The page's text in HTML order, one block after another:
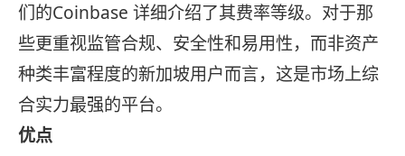
们的Coinbase 详细介绍了其费率等级。对于那
些更重视监管合规、安全性和易用性，而非资产
种类丰富程度的新加坡用户而言，这是市场上综
合实力最强的平台。
优点